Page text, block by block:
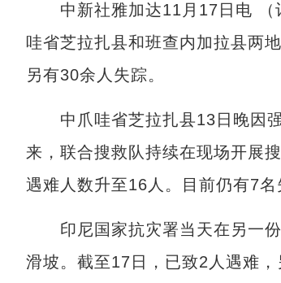
中新社雅加达11月17日电 （
哇省芝拉扎县和班查内加拉县两
另有30余人失踪。
中爪哇省芝拉扎县13日晚因强
来，联合搜救队持续在现场开展
遇难人数升至16人。目前仍有7名
印尼国家抗灾署当天在另一份
滑坡。截至17日，已致2人遇难